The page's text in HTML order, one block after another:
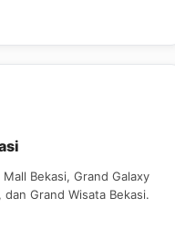
Bekasi, Grand Galaxy
Grand Wisata Bekasi.